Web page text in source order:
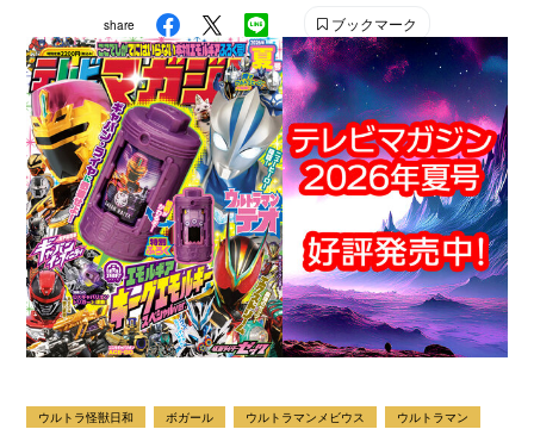
share ブックマーク
ウルトラ怪獣日和 ボガール ウルトラマンメビウス ウルトラマン